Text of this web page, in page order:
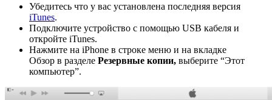
Убедитесь что у вас установлена последняя версия
iTunes.
Подключите устройство с помощью USB кабеля и
откройте iTunes.
Нажмите на iPhone в строке меню и на вкладке
Обзор в разделе Резервные копии, выберите “Этот
компьютер”.